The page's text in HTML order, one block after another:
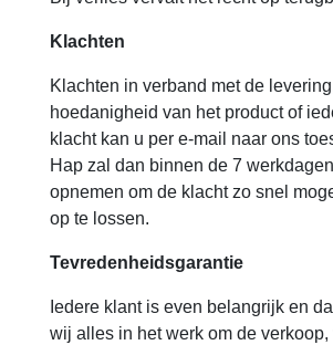
Klachten
Klachten in verband met de
hoedanigheid van het product of
klacht kan u per e-mail naar ons
Hap zal dan binnen de 7
opnemen om de klacht zo snel
op te lossen.
Tevredenheidsgarantie
Iedere klant is even belangrijk en
wij alles in het werk om de